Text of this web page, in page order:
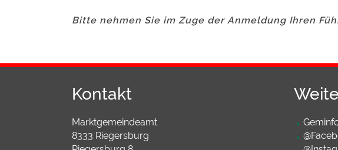
Bitte nehmen Sie im Zuge der Anmeldung Ihren
Kontakt
Marktgemeindeamt
8333 Riegersburg